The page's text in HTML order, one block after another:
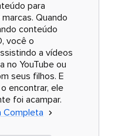
para
Quando
conteúdo
você o
a vídeos
no YouTube ou
seus filhos. E
encontrar, ele
foi acampar.
Completa